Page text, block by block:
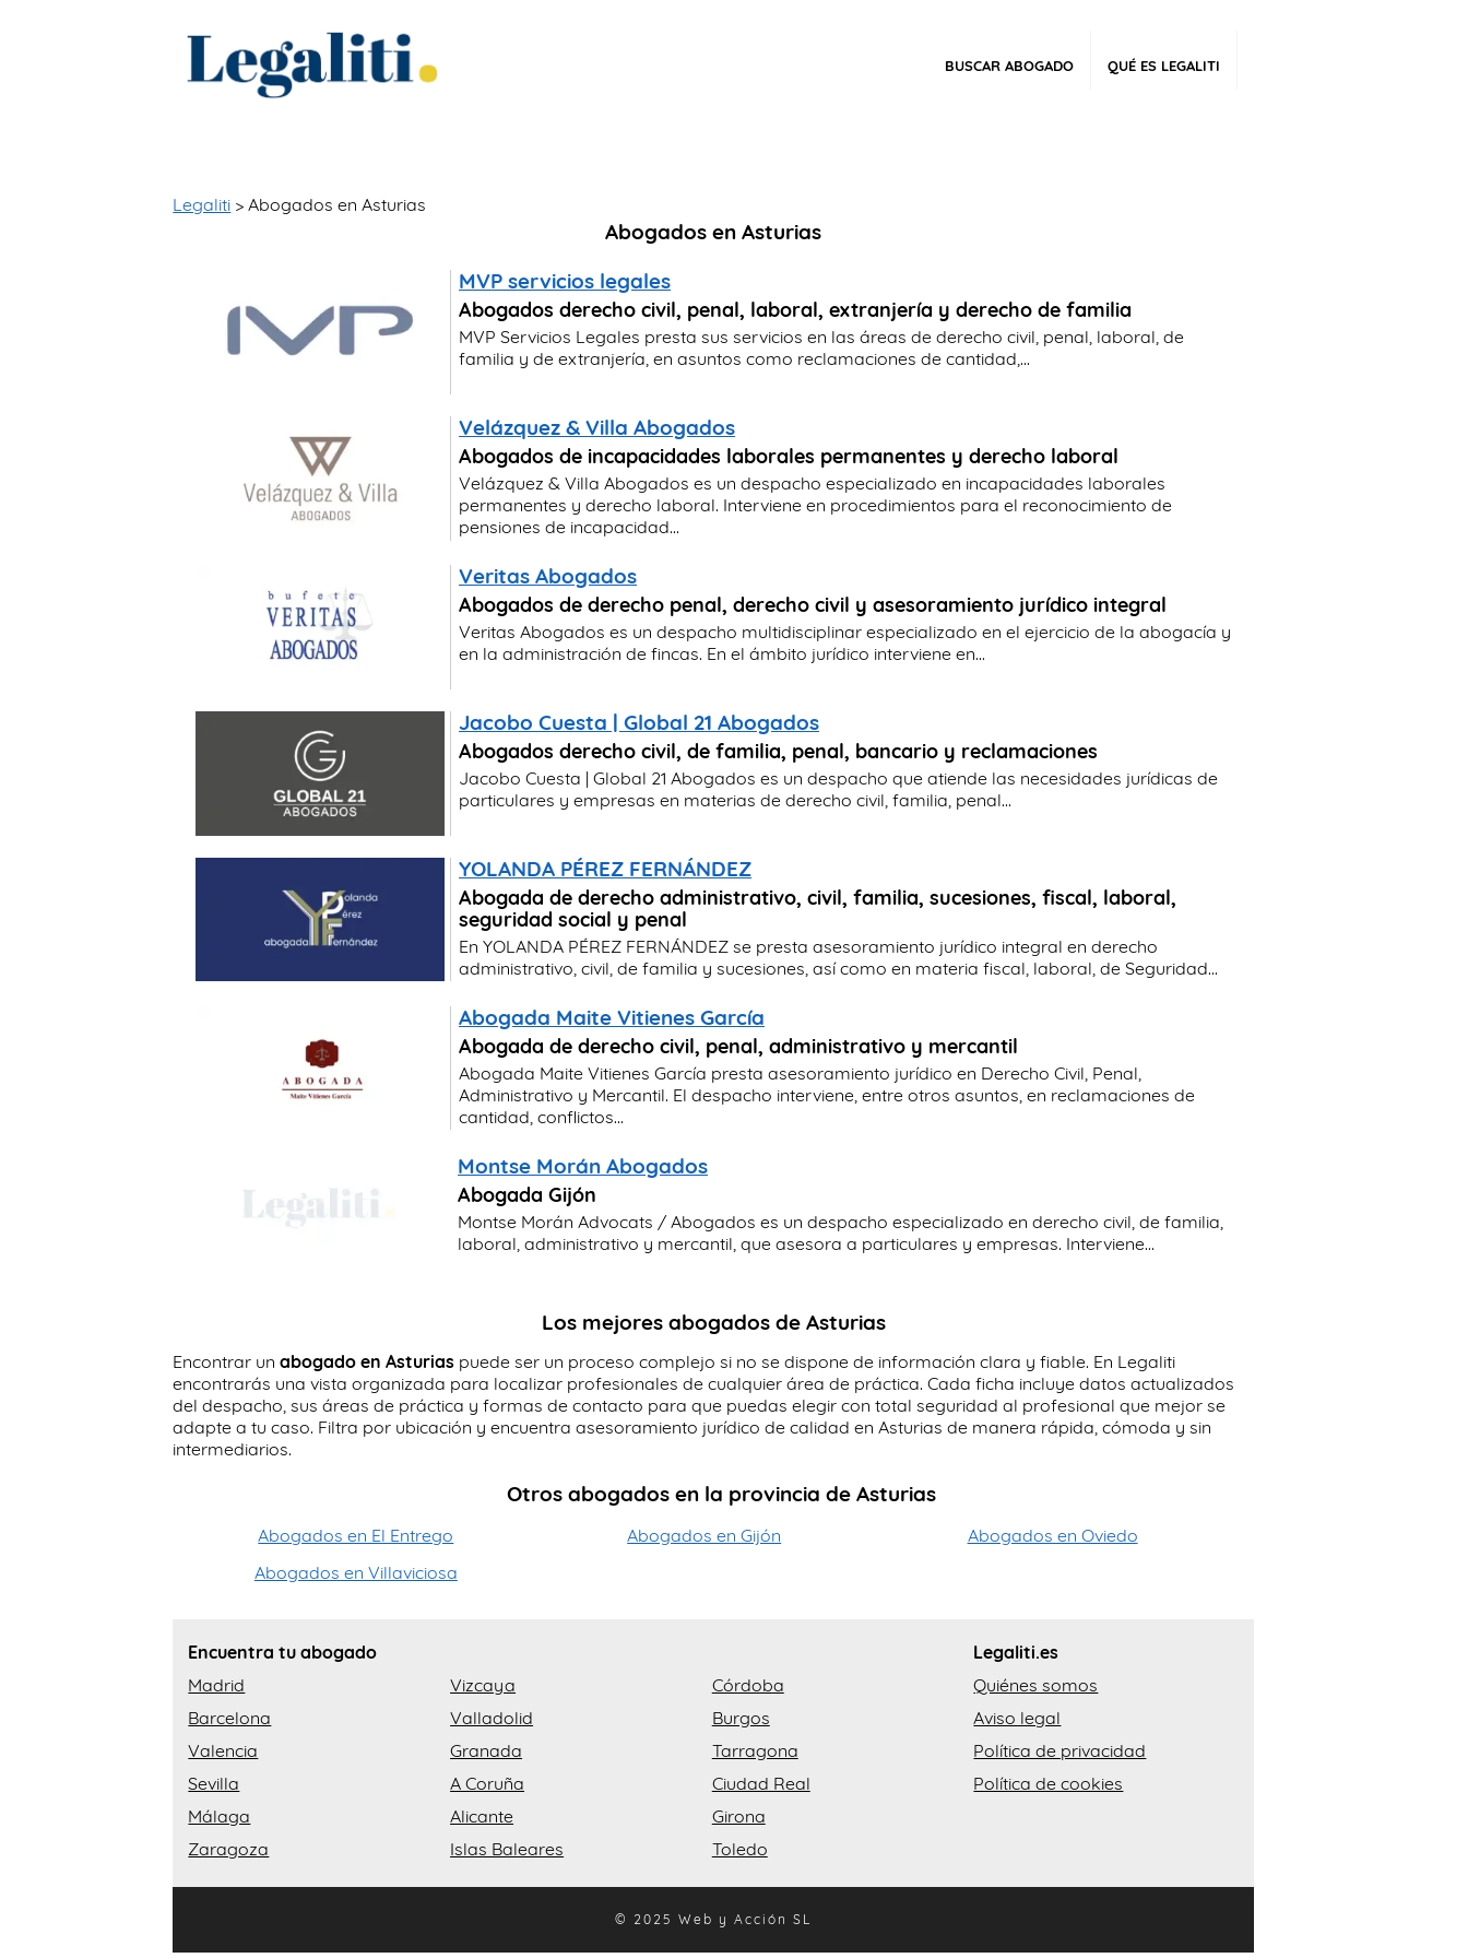
BUSCAR ABOGADO QUÉ ES LEGALITI
Legaliti > Abogados en Asturias
Abogados en Asturias
MVP servicios legales
Abogados derecho civil, penal, laboral, extranjería y derecho de familia
MVP Servicios Legales presta sus servicios en las áreas de derecho civil, penal, laboral, de
familia y de extranjería, en asuntos como reclamaciones de cantidad,...
Velázquez & Villa Abogados
Abogados de incapacidades laborales permanentes y derecho laboral
Velázquez & Villa Abogados es un despacho especializado en incapacidades laborales
permanentes y derecho laboral. Interviene en procedimientos para el reconocimiento de
pensiones de incapacidad...
Veritas Abogados
Abogados de derecho penal, derecho civil y asesoramiento jurídico integral
Veritas Abogados es un despacho multidisciplinar especializado en el ejercicio de la abogacía y
en la administración de fincas. En el ámbito jurídico interviene en...
Jacobo Cuesta | Global 21 Abogados
Abogados derecho civil, de familia, penal, bancario y reclamaciones
Jacobo Cuesta | Global 21 Abogados es un despacho que atiende las necesidades jurídicas de
particulares y empresas en materias de derecho civil, familia, penal...
YOLANDA PÉREZ FERNÁNDEZ
Abogada de derecho administrativo, civil, familia, sucesiones, fiscal, laboral,
seguridad social y penal
En YOLANDA PÉREZ FERNÁNDEZ se presta asesoramiento jurídico integral en derecho
administrativo, civil, de familia y sucesiones, así como en materia fiscal, laboral, de Seguridad...
Abogada Maite Vitienes García
Abogada de derecho civil, penal, administrativo y mercantil
Abogada Maite Vitienes García presta asesoramiento jurídico en Derecho Civil, Penal,
Administrativo y Mercantil. El despacho interviene, entre otros asuntos, en reclamaciones de
cantidad, conflictos...
Montse Morán Abogados
Abogada Gijón
Montse Morán Advocats / Abogados es un despacho especializado en derecho civil, de familia,
laboral, administrativo y mercantil, que asesora a particulares y empresas. Interviene...
Los mejores abogados de Asturias
Encontrar unabogado en Asturias puede ser un proceso complejo si no se dispone de información clara y fiable. En Legaliti
encontrarás una vista organizada para localizar profesionales de cualquier área de práctica. Cada ficha incluye datos actualizados
del despacho, sus áreas de práctica y formas de contacto para que puedas elegir con total seguridad al profesional que mejor se
adapte a tu caso. Filtra por ubicación y encuentra asesoramiento jurídico de calidad en Asturias de manera rápida, cómoda y sin
intermediarios.
Otros abogados en la provincia de Asturias
Abogados en El Entrego Abogados en Gijón
Abogados en Oviedo
Abogados en Villaviciosa
Encuentra tu abogado
Madrid
Barcelona
Valencia
Sevilla
Málaga
Zaragoza
Vizcaya
Valladolid
Granada
A Coruña
Alicante
Islas Baleares
Córdoba
Burgos
Tarragona
Ciudad Real
Girona
Toledo
Legaliti.es
Quiénes somos
Aviso legal
Política de privacidad
Política de cookies
© 2025 Web y Acción SL